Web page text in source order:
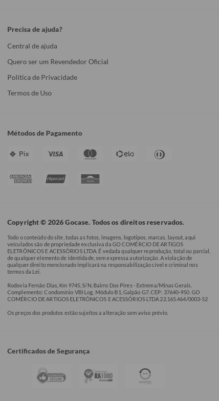
Precisa de ajuda?
Central de ajuda
Quero ser um Revendedor Oficial
Política de Privacidade
Termos de Uso
Métodos de Pagamento
Pix
Copyright © 2026 Gocase. Todos os direitos reservados.
Todo o conteúdo do site, todas as fotos, imagens, logotipos, marcas, layout, aqui
veículados são de propriedade exclusiva da GO COMÉRCIO DE ARTIGOS
ELETRÔNICOS E ACESSÓRIOS LTDA. É vedada qualquer reprodução, total ou parcial,
de qualquer elemento de identidade, sem expressa autorização. A violação de
qualquer direito mencionado implicará na responsabilização cível e criminal nos
termos da Lei.
Rodovia Fernão Dias, Km 9745, S/N, Bairro Dos Pires - Extrema/Minas Gerais.
Complemento: Condomínio VBI Log, Módulo B1, Galpão G7. CEP: 37640-950. GO
COMÉRCIO DE ARTIGOS ELETRÔNICOS E ACESSÓRIOS LTDA 22.165.464/0003-52
Os preços dos produtos estão sujeitos a alteração sem aviso prévio.
Certificados de Segurança